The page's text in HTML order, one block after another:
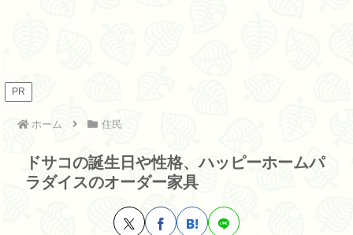
PR
ホーム 住民
ドサコの誕生日や性格、ハッピーホームパ
ラダイスのオーダー家具